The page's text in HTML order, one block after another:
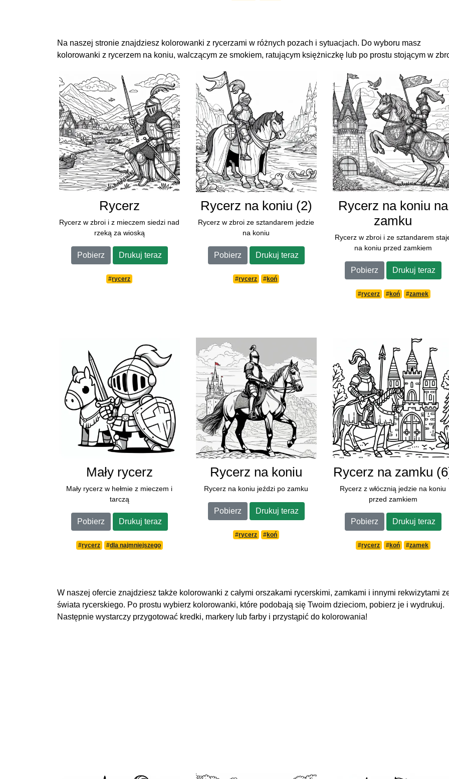
Na naszej stronie znajdziesz kolorowanki z rycerzami w różnych pozach i sytuacjach. Do wyboru masz
kolorowanki z rycerzem na koniu, walczącym ze smokiem, ratującym księżniczkę lub po prostu stojącym w
Rycerz
Rycerz w zbroi i z mieczem siedzi nad
rzeką za wioską
Pobierz Drukuj teraz
#rycerz
Rycerz na koniu (2)
Rycerz w zbroi ze sztandarem jedzie
na koniu
Pobierz Drukuj teraz
#rycerz #koń
Rycerz na koniu na
zamku
Rycerz w zbroi i ze sztandarem
na koniu przed zamkiem
Pobierz Drukuj teraz
#rycerz #koń #zamek
Mały rycerz
Mały rycerz w hełmie z mieczem i
tarczą
Pobierz Drukuj teraz
#rycerz #dla najmniejszego
Rycerz na koniu
Rycerz na koniu jeździ po zamku
Pobierz Drukuj teraz
#rycerz #koń
Rycerz na zamku
Rycerz z włócznią jedzie na koniu
przed zamkiem
Pobierz Drukuj teraz
#rycerz #koń #zamek
W naszej ofercie znajdziesz także kolorowanki z całymi orszakami rycerskimi, zamkami i innymi rekwizytami
świata rycerskiego. Po prostu wybierz kolorowanki, które podobają się Twoim dzieciom, pobierz je i wydrukuj.
Następnie wystarczy przygotować kredki, markery lub farby i przystąpić do kolorowania!